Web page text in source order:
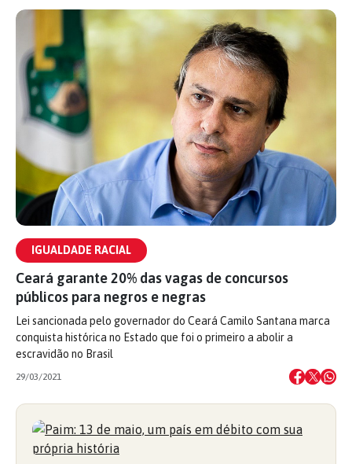
IGUALDADE RACIAL
Ceará garante 20% das vagas de concursos
públicos para negros e negras
Lei sancionada pelo governador do Ceará Camilo Santana marca
conquista histórica no Estado que foi o primeiro a abolir a
escravidão no Brasil
29/03/2021